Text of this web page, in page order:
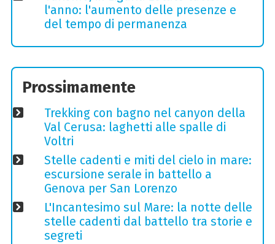
l'anno: l'aumento delle presenze e
del tempo di permanenza
Prossimamente
Trekking con bagno nel canyon della
Val Cerusa: laghetti alle spalle di
Voltri
Stelle cadenti e miti del cielo in mare:
escursione serale in battello a
Genova per San Lorenzo
L'Incantesimo sul Mare: la notte delle
stelle cadenti dal battello tra storie e
segreti